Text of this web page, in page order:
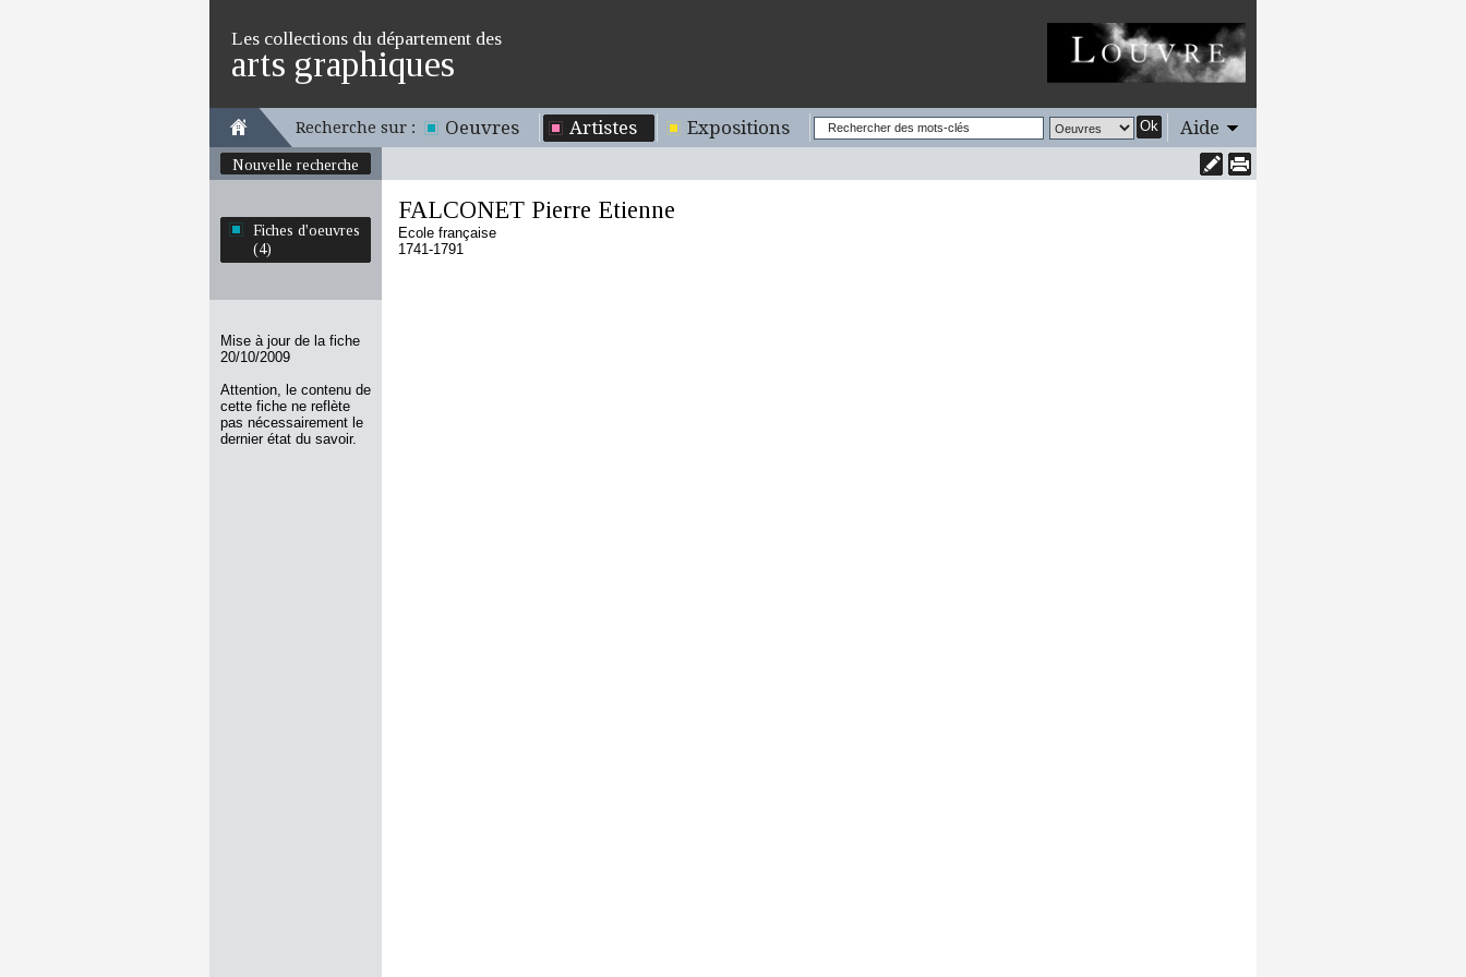
Les collections du département des
arts graphiques
Recherche sur : Oeuvres Artistes Expositions Ok Aide
Nouvelle recherche
Fiches d'oeuvres
(4)
Mise à jour de la fiche
20/10/2009
Attention, le contenu de
cette fiche ne reflète
pas nécessairement le
dernier état du savoir.
FALCONET Pierre Etienne
Ecole française
1741-1791